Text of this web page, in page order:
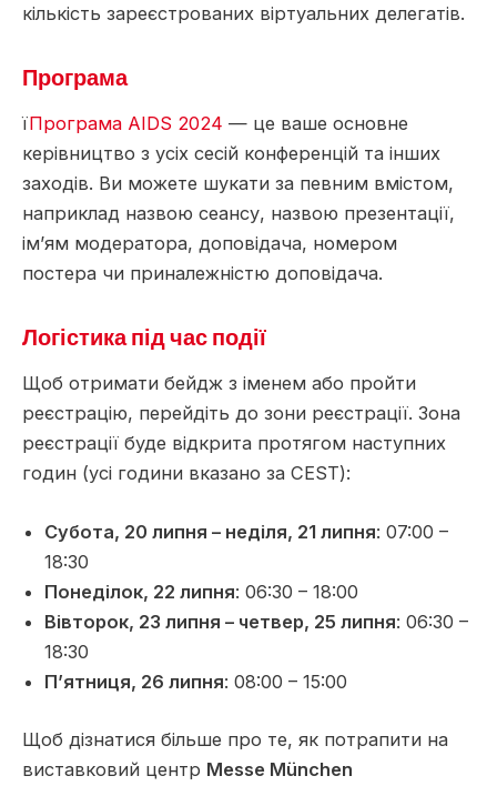
кількість зареєстрованих віртуальних делегатів.
Програма
їПрограма AIDS 2024 — це ваше основне
керівництво з усіх сесій конференцій та інших
заходів. Ви можете шукати за певним вмістом,
наприклад назвою сеансу, назвою презентації,
імʼям модератора, доповідача, номером
постера чи приналежністю доповідача.
Логістика під час події
Щоб отримати бейдж з іменем або пройти
реєстрацію, перейдіть до зони реєстрації. Зона
реєстрації буде відкрита протягом наступних
годин (усі години вказано за CEST):
Субота, 20 липня – неділя, 21 липня: 07:00 –
18:30
Понеділок, 22 липня: 06:30 – 18:00
Вівторок, 23 липня – четвер, 25 липня: 06:30 –
18:30
П’ятниця, 26 липня: 08:00 – 15:00
Щоб дізнатися більше про те, як потрапити на
виставковий центр Messe München